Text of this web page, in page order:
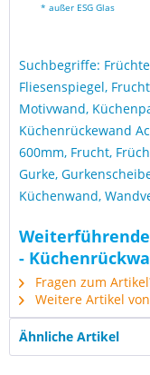
* außer ESG Glas
Suchbegriffe:
Fliesenspiegel,
Motivwand,
Küchenrückewand
600mm, Frucht,
Gurke,
Küchenwand,
-
Fragen zum
Weitere Artikel
Ähnliche Artikel